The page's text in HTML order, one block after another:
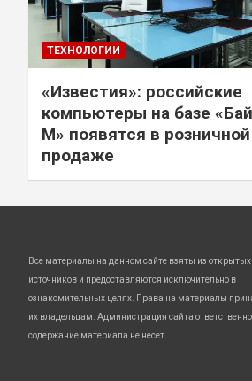
ТЕХНОЛОГИИ
«Известия»: российские
компьютеры на базе
М» появятся в розничной
продаже
Все материалы на данном сайте взяты из открытых
источников и предоставляются исключительно в
ознакомительных целях. Права на материалы
их владельцам. Администрация сайта
содержание материала не несет.